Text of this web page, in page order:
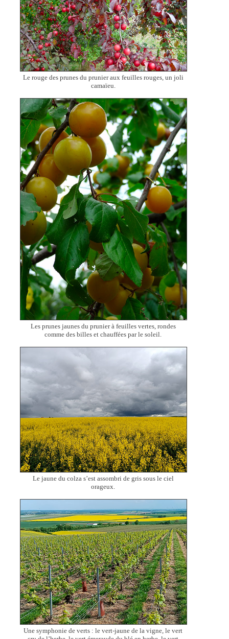
Le rouge des prunes du prunier aux feuilles rouges, un joli
camaïeu.
Les prunes jaunes du prunier à feuilles vertes, rondes
comme des billes et chauffées par le soleil.
Le jaune du colza s’est assombri de gris sous le ciel
orageux.
Une symphonie de verts : le vert-jaune de la vigne, le vert